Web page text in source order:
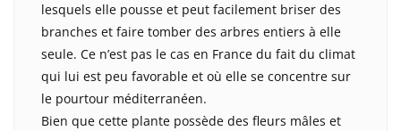
lesquels elle pousse et peut facilement briser des
branches et faire tomber des arbres entiers à elle
seule. Ce n’est pas le cas en France du fait du climat
qui lui est peu favorable et où elle se concentre sur
le pourtour méditerranéen.
Bien que cette plante possède des fleurs mâles et